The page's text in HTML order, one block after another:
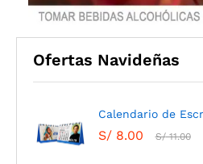
Ofertas Navideñas
Calendario de
S/8.00 S/11.00